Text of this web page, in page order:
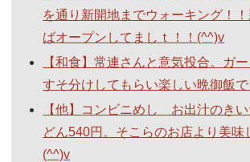
を通り新開地までウォーキング！
ばオープンしてましｔ！！(^^)v
【和食】常連さんと意気投合。ガ
すそ分けしてもらい楽しい晩御飯
【他】コンビニめし お出汁のきい
どん540円。そこらのお店より美味
(^^)v